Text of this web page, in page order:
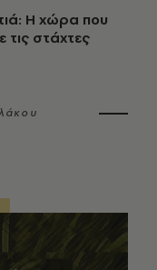
Η χώρα που
τις στάχτες